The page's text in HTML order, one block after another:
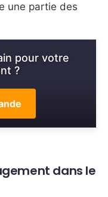
une partie des
pour votre
?
dans le